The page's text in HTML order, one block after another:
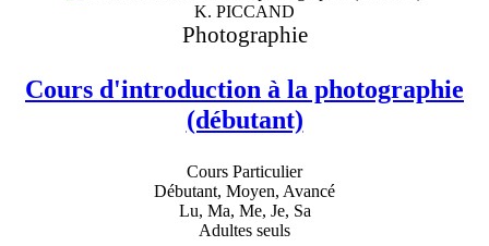
K. PICCAND
Photographie
Cours d'introduction à la photographie
(débutant)
Cours Particulier
Débutant, Moyen, Avancé
Lu, Ma, Me, Je, Sa
Adultes seuls